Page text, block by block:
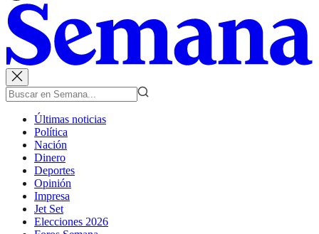
Últimas noticias
Política
Nación
Dinero
Deportes
Opinión
Impresa
Jet Set
Elecciones 2026